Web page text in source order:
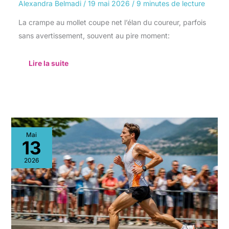
Alexandra Belmadi / 19 mai 2026 / 9 minutes de lecture
La crampe au mollet coupe net l’élan du coureur, parfois
sans avertissement, souvent au pire moment:
Lire la suite
Mai
13
2026
Comment
réussir
son
premier
marathon
?